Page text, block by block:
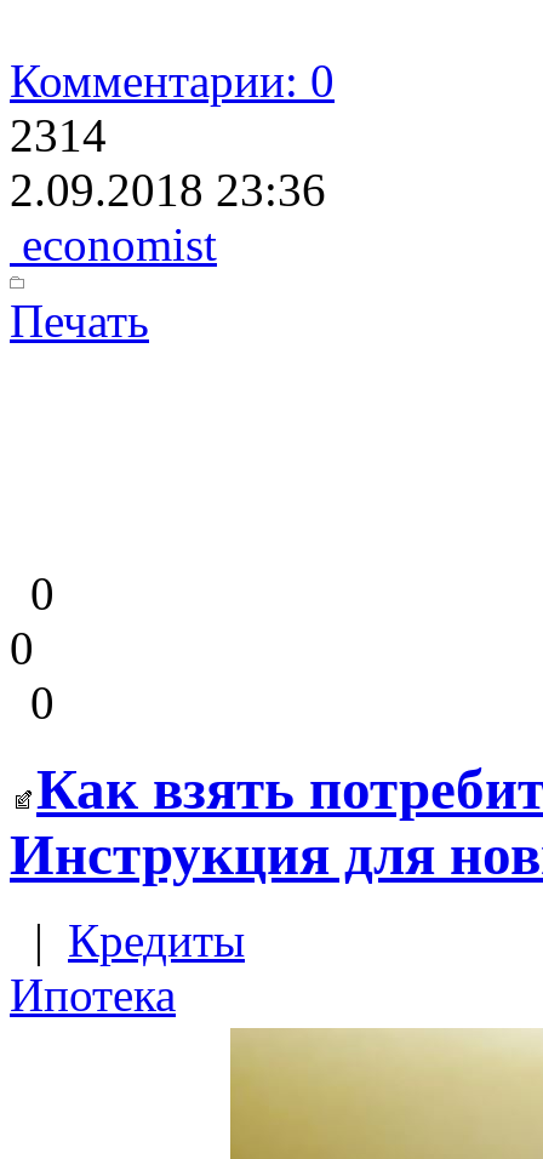
Комментарии: 0
2314
2.09.2018 23:36
economist
Печать
0
0
0
Как взять
Инструкция для
| Кредиты
Ипотека